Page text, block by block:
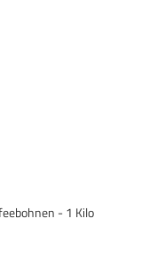
- 1 Kilo